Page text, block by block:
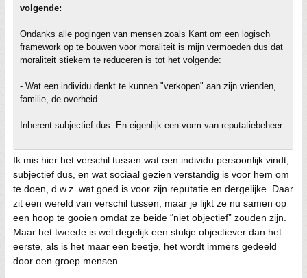
volgende:
Ondanks alle pogingen van mensen zoals Kant om een logisch
framework op te bouwen voor moraliteit is mijn vermoeden dus dat
moraliteit stiekem te reduceren is tot het volgende:
- Wat een individu denkt te kunnen "verkopen" aan zijn vrienden,
familie, de overheid.
Inherent subjectief dus. En eigenlijk een vorm van reputatiebeheer.
Ik mis hier het verschil tussen wat een individu persoonlijk vindt,
subjectief dus, en wat sociaal gezien verstandig is voor hem om
te doen, d.w.z. wat goed is voor zijn reputatie en dergelijke. Daar
zit een wereld van verschil tussen, maar je lijkt ze nu samen op
een hoop te gooien omdat ze beide “niet objectief” zouden zijn.
Maar het tweede is wel degelijk een stukje objectiever dan het
eerste, als is het maar een beetje, het wordt immers gedeeld
door een groep mensen.